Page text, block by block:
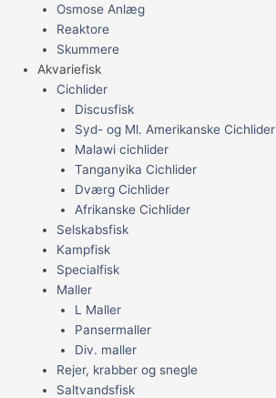
Osmose Anlæg
Reaktore
Skummere
Akvariefisk
Cichlider
Discusfisk
Syd- og Ml. Amerikanske Cichlider
Malawi cichlider
Tanganyika Cichlider
Dværg Cichlider
Afrikanske Cichlider
Selskabsfisk
Kampfisk
Specialfisk
Maller
L Maller
Pansermaller
Div. maller
Rejer, krabber og snegle
Saltvandsfisk